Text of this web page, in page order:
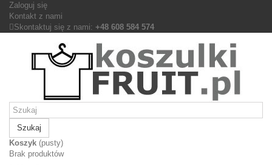
Zaloguj się
Kontakt z nami
Skontaktuj się z nami: +48 608 584 574
Szukaj
Koszyk (pusty)
Brak produktów